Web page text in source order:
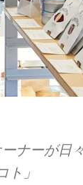
ナーが​日
」